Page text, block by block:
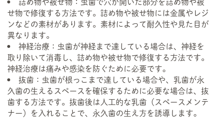
せ物で修復する方法です。詰め物や被せ物には金属やレジ
ンなどの素材があります。素材によって耐久性や見た目が
異なります。
神経治療：虫歯が神経まで達している場合は、神経を
取り除いて消毒し、詰め物や被せ物で修復する方法です。
神経治療は痛みや感染を防ぐために必要です。
抜歯：虫歯が根っこまで達している場合や、乳歯が永
久歯の生えるスペースを確保するために必要な場合は、抜
歯する方法です。抜歯後は人工的な乳歯（スペースメンテ
ナー）を入れることで、永久歯の生え方を誘導します。